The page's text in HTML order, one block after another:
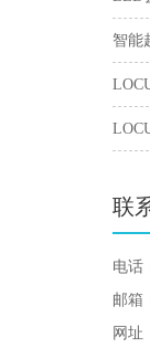
智能
15M
联
电话
邮箱
网址